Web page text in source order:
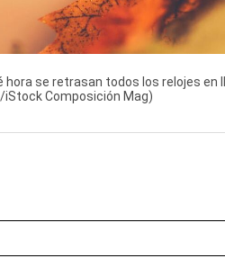
hora se retrasan todos los relojes en
iStock Composición Mag)